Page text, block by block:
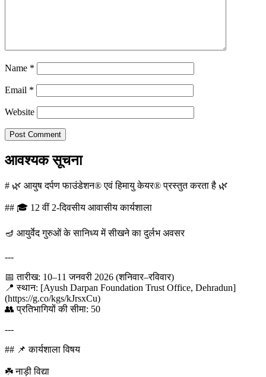
Name *
Email *
Website
आवश्यक सूचना
# 🌿 आयुष दर्पण फाउंडेशन® एवं हिमायु केयर® प्रस्तुत करता है 🌿
## 🎓 12 वीं 2-दिवसीय आवासीय कार्यशाला
🪔 आयुर्वेद गुरुओं के सानिध्य में सीखने का दुर्लभ अवसर
---
📅 तारीख: 10–11 जनवरी 2026 (शनिवार–रविवार)
📍 स्थान: [Ayush Darpan Foundation Trust Office, Dehradun]
(https://g.co/kgs/kJrsxCu)
👥 प्रतिभागियों की सीमा: 50
---
## 📌 कार्यशाला विषय
☘️ नाड़ी विद्या